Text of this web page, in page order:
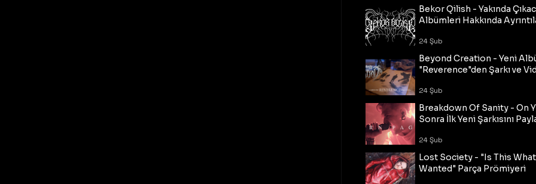
Bekor Qilish - Yakında
Albümleri Hakkında
24 Şub
Beyond Creation - Yeni
"Reverence"den Şarkı ve
24 Şub
Breakdown Of Sanity - On
Sonra İlk Yeni Şarkısını
24 Şub
Lost Society - "Is This
Wanted" Parça Prömiyeri